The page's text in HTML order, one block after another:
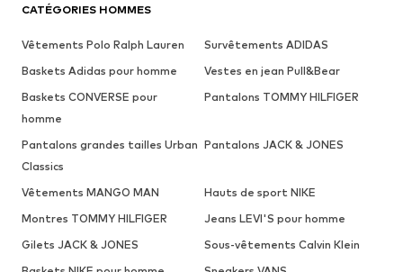
CATÉGORIES HOMMES
Vêtements Polo Ralph Lauren
Survêtements ADIDAS
Baskets Adidas pour homme
Vestes en jean Pull&Bear
Baskets CONVERSE pour
homme
Pantalons TOMMY HILFIGER
Pantalons grandes tailles Urban
Classics
Pantalons JACK & JONES
Vêtements MANGO MAN
Hauts de sport NIKE
Montres TOMMY HILFIGER
Jeans LEVI'S pour homme
Gilets JACK & JONES
Sous-vêtements Calvin Klein